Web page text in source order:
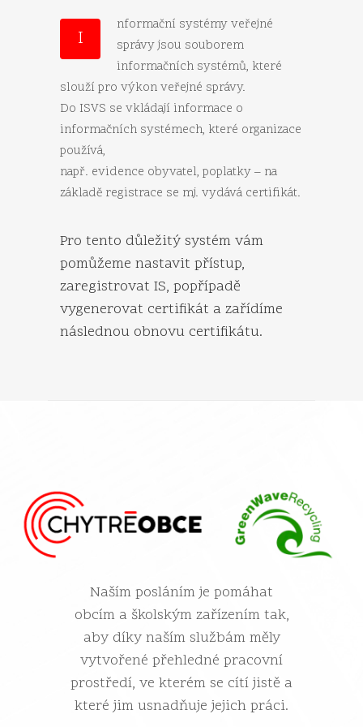
I
nformační systémy veřejné
správy jsou souborem
informačních systémů, které
slouží pro výkon veřejné správy.
Do ISVS se vkládají informace o
informačních systémech, které organizace
používá,
např. evidence obyvatel, poplatky – na
základě registrace se mj. vydává certifikát.
Pro tento důležitý systém vám
pomůžeme nastavit přístup,
zaregistrovat IS, popřípadě
vygenerovat certifikát a zařídíme
následnou obnovu certifikátu.
Naším posláním je pomáhat
obcím a školským zařízením tak,
aby díky naším službám měly
vytvořené přehledné pracovní
prostředí, ve kterém se cítí jistě a
které jim usnadňuje jejich práci.